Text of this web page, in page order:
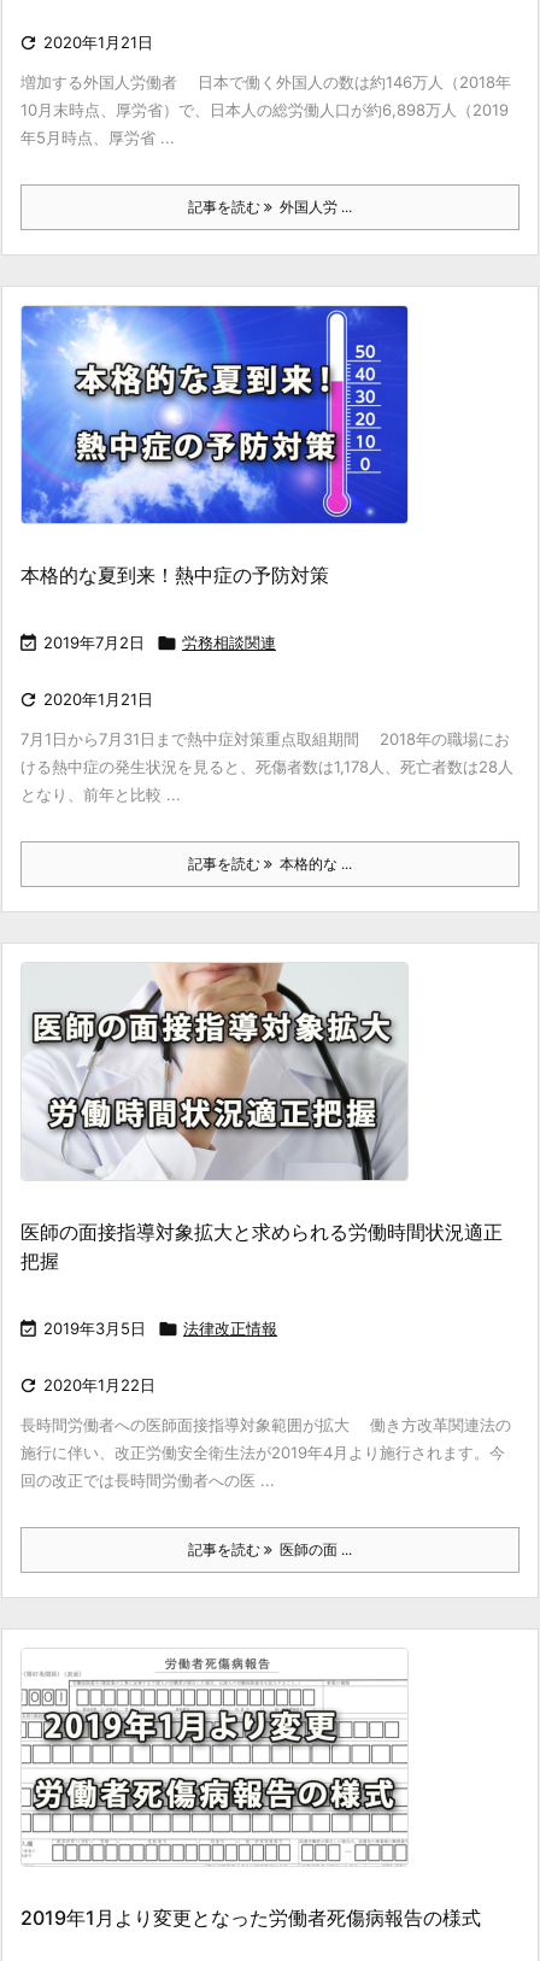
 2020年1月21日
増加する外国人労働者 日本で働く外国人の数は約146万人（2018年
10月末時点、厚労省）で、日本人の総労働人口が約6,898万人（2019
年5月時点、厚労省 ...
記事を読む 外国人労 ...
本格的な夏到来！熱中症の予防対策
 2019年7月2日  労務相談関連
 2020年1月21日
7月1日から7月31日まで熱中症対策重点取組期間 2018年の職場にお
ける熱中症の発生状況を見ると、死傷者数は1,178人、死亡者数は28人
となり、前年と比較 ...
記事を読む 本格的な ...
医師の面接指導対象拡大と求められる労働時間状況適正
把握
 2019年3月5日  法律改正情報
 2020年1月22日
長時間労働者への医師面接指導対象範囲が拡大 働き方改革関連法の
施行に伴い、改正労働安全衛生法が2019年4月より施行されます。今
回の改正では長時間労働者への医 ...
記事を読む 医師の面 ...
2019年1月より変更となった労働者死傷病報告の様式